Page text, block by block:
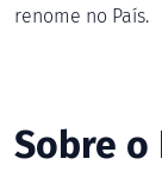
renome no País.
Sobre o